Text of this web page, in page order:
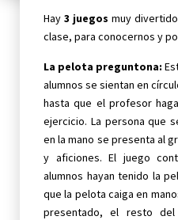
Hay 3 juegos muy
clase, para conocernos y
La pelota preguntona:
alumnos se sientan en
hasta que el profesor
ejercicio. La persona que
en la mano se presenta al
y aficiones. El juego
alumnos hayan tenido la
que la pelota caiga en
presentado, el resto